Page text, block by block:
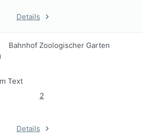
Details
Bahnhof Zoologischer Garten
Text
2
Details